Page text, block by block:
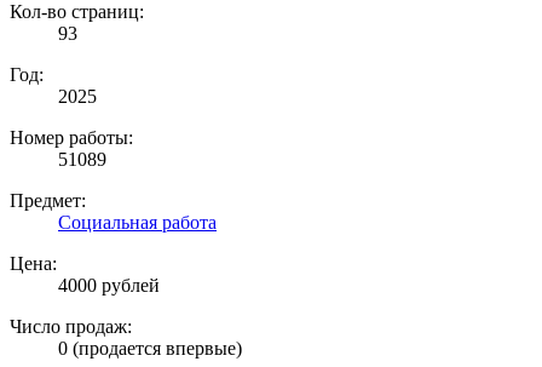
Кол-во страниц:
93
Год:
2025
Номер работы:
51089
Предмет:
Социальная работа
Цена:
4000 рублей
Число продаж:
0 (продается впервые)